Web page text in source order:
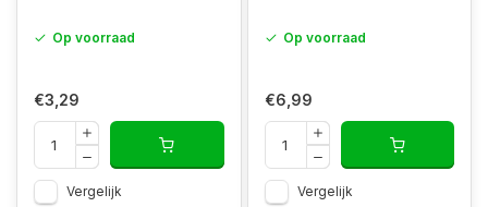
Op voorraad
€3,29
Vergelijk
Op voorraad
€6,99
Vergelijk